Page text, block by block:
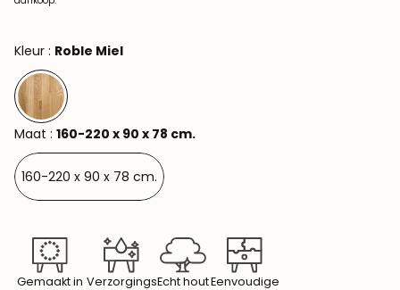
Kleur : Roble Miel
Maat : 160-220 x 90 x 78 cm.
160-220 x 90 x 78 cm.
Gemaakt in VerzorgingsEcht houtEenvoudige